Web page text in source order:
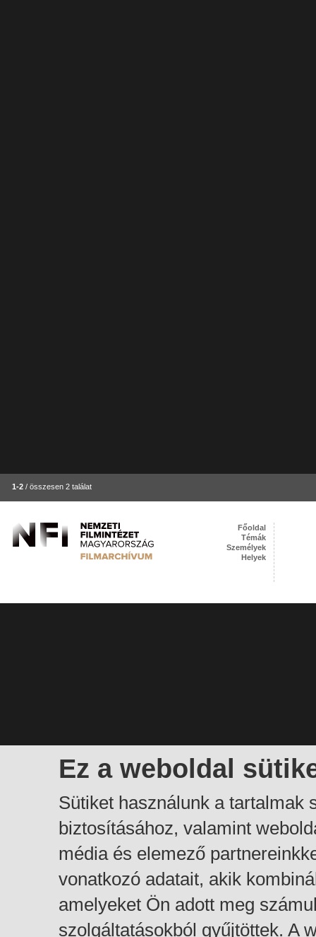
1-2 / összesen 2 találat
Ez a weboldal
Sütiket használunk a tartalmak
biztosításához, valamint
média és elemező
vonatkozó adatait, akik
amelyeket Ön adott meg
szolgáltatásokból gyűjtöttek. A
Főoldal
Témák
Személyek
Helyek